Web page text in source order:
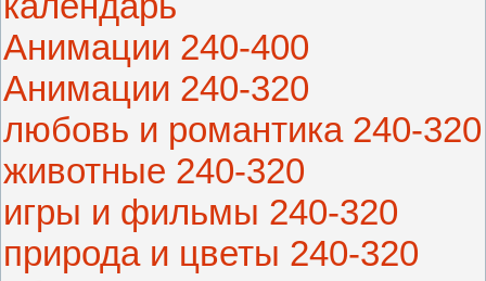
Анимации 240-400
Анимации 240-320
любовь и романтика 240-320
животные 240-320
игры и фильмы 240-320
природа и цветы 240-320